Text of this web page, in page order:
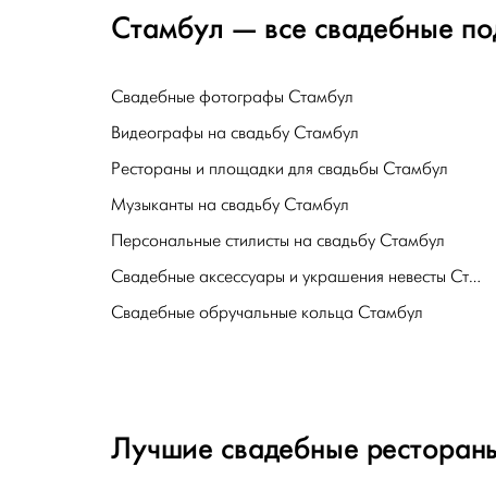
Стамбул — все свадебные
Свадебные фотографы Стамбул
Видеографы на свадьбу Стамбул
Рестораны и площадки для свадьбы Стамбул
Музыканты на свадьбу Стамбул
Персональные стилисты на свадьбу Стамбул
Свадебные аксессуары и украшения невесты Стамбул
Свадебные обручальные кольца Стамбул
Лучшие свадебные